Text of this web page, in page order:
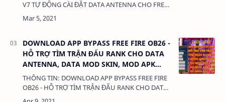
V7 TỰ ĐỘNG CÀI ĐẶT DATA ANTENNA CHO FREE
FIRE 1.59.9 VÀ FREE FIRE MAX 2.59.9 DUNG
LƯỢNG: 400KB LINK: (adsbygoogle =
DOWNLOAD APP BYPASS FREE FIRE OB26 -
HỖ TRỢ TÌM TRẬN ĐẤU RANK CHO DATA
ANTENNA, DATA MOD SKIN, MOD APK
FREE FIRE OB26.
THÔNG TIN: DOWNLOAD APP BYPASS FREE FIRE
OB26 - HỖ TRỢ TÌM TRẬN ĐẤU RANK CHO DATA
ANTENNA, DATA MOD SKIN, MOD APK FREE